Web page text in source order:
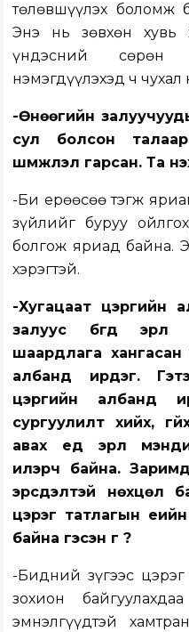
төлөвшүүлэх боломж
Энэ нь зөвхөн хувь
үндэсний сөрөн
нэмэгдүүлэхэд ч
-Өнөөгийн
сул болсон
шүүмжлэл гарсан. Та
-Би ерөөсөө тэгж
зүйлийг буруу
болгож яриад байна.
хэрэгтэй.
-Хугацаат цэргийн
залуус бүгд
шаардлага хангасан
албанд ирдэг.
цэргийн албанд
сургуулилт хийх,
авах үед эрүүл
илэрч байна.
эрсдэлтэй нөхцөл
цэрэг татлагын
байна гэсэн үг үү?
-Бидний зүгээс цэрэг
зохион
эмнэлгүүдтэй